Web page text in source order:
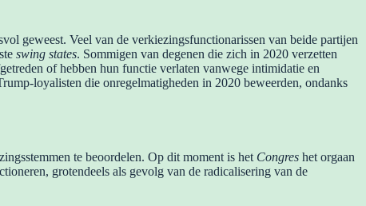
geweest. Veel van de verkiezingsfunctionarissen van beide partijen
swing states. Sommigen van degenen die zich in 2020 verzetten
of hebben hun functie verlaten vanwege intimidatie en
loyalisten die onregelmatigheden in 2020 beweerden, ondanks
te beoordelen. Op dit moment is het Congres het orgaan
grotendeels als gevolg van de radicalisering van de